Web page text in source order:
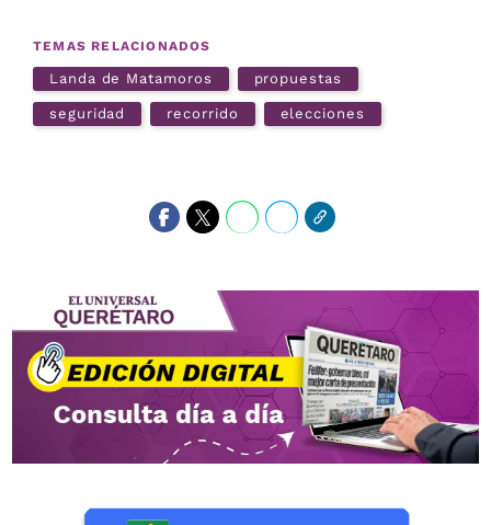
TEMAS RELACIONADOS
Landa de Matamoros propuestas
seguridad recorrido elecciones